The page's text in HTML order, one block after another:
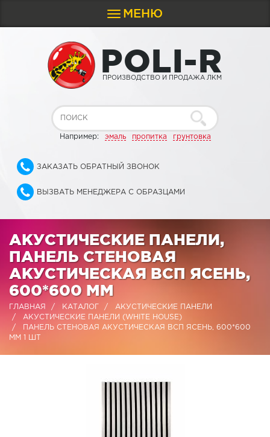
Toggle
navigation
МЕНЮ
POLI-R
ПРОИЗВОДСТВО И ПРОДАЖА ЛКМ
Например: эмаль пропитка грунтовка
ЗАКАЗАТЬ ОБРАТНЫЙ ЗВОНОК
ВЫЗВАТЬ МЕНЕДЖЕРА С ОБРАЗЦАМИ
АКУСТИЧЕСКИЕ ПАНЕЛИ,
ПАНЕЛЬ СТЕНОВАЯ
АКУСТИЧЕСКАЯ ВСП ЯСЕНЬ,
600*600 ММ
ГЛАВНАЯ КАТАЛОГ
АКУСТИЧЕСКИЕ ПАНЕЛИ
АКУСТИЧЕСКИЕ ПАНЕЛИ (WHITE HOUSE)
ПАНЕЛЬ СТЕНОВАЯ АКУСТИЧЕСКАЯ ВСП ЯСЕНЬ, 600*600
ММ 1 ШТ